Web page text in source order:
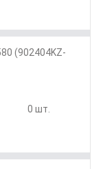
(902404KZ-
0 шт.